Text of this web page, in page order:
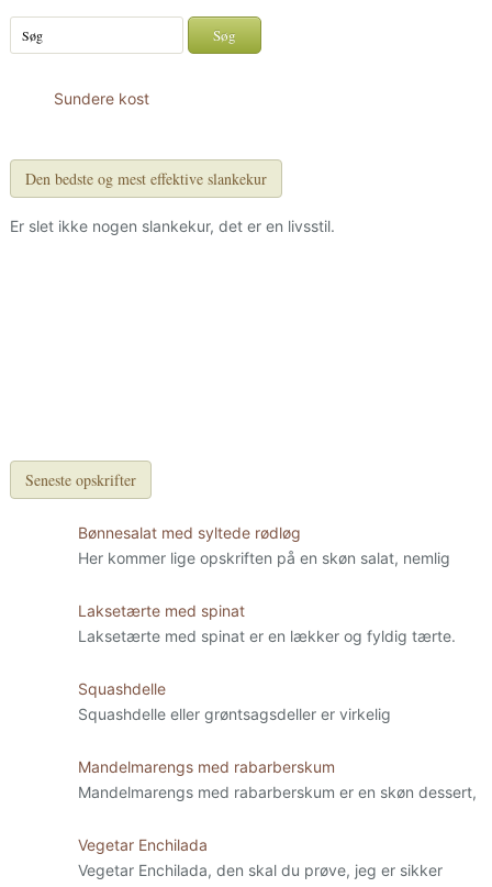
Sundere kost
Den bedste og mest effektive slankekur
Er slet ikke nogen slankekur, det er en livsstil.
Seneste opskrifter
Bønnesalat med syltede rødløg
Her kommer lige opskriften på en skøn salat, nemlig
Laksetærte med spinat
Laksetærte med spinat er en lækker og fyldig tærte.
Squashdelle
Squashdelle eller grøntsagsdeller er virkelig
Mandelmarengs med rabarberskum
Mandelmarengs med rabarberskum er en skøn dessert,
Vegetar Enchilada
Vegetar Enchilada, den skal du prøve, jeg er sikker